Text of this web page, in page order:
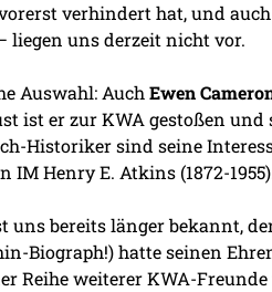
verhindert hat, und
liegen uns derzeit nicht vor.
Auswahl: AuchEwen
ist er zur KWA gestoßen
Historiker sind seine
Henry E. Atkins (1872-
uns bereits länger bekannt,
Biograph!) hatte seinen
Reihe weiterer KWA-